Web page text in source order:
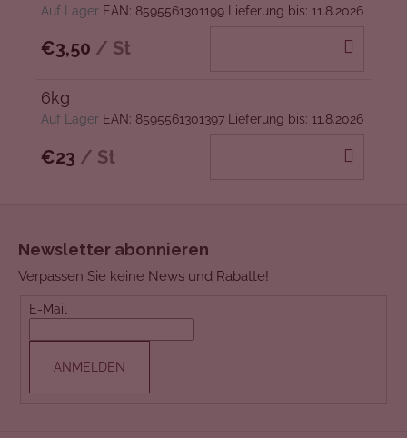
Auf Lager EAN: 8595561301199 Lieferung bis: 11.8.2026
€3,50 / St
6kg
Auf Lager EAN: 8595561301397 Lieferung bis: 11.8.2026
€23 / St
Newsletter abonnieren
Verpassen Sie keine News und Rabatte!
E-Mail
ANMELDEN